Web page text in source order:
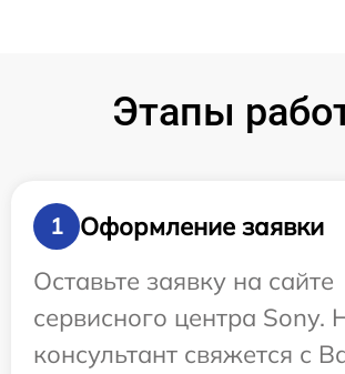
Этапы
1
Оформление заявки
Оставьте заявку на сайте
сервисного центра Sony.
консультант свяжется с